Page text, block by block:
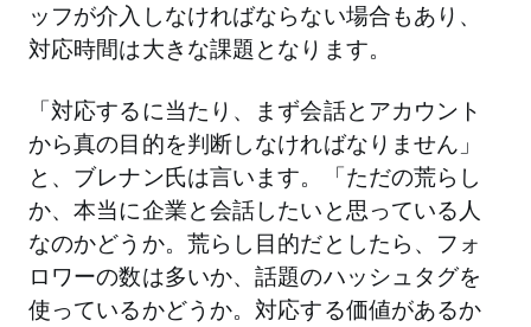
ッフが介入しなければならない場合もあり、
対応時間は大きな課題となります。
「対応するに当たり、まず会話とアカウント
から真の目的を判断しなければなりません」
と、ブレナン氏は言います。「ただの荒らし
か、本当に企業と会話したいと思っている人
なのかどうか。荒らし目的だとしたら、フォ
ロワーの数は多いか、話題のハッシュタグを
使っているかどうか。対応する価値があるか